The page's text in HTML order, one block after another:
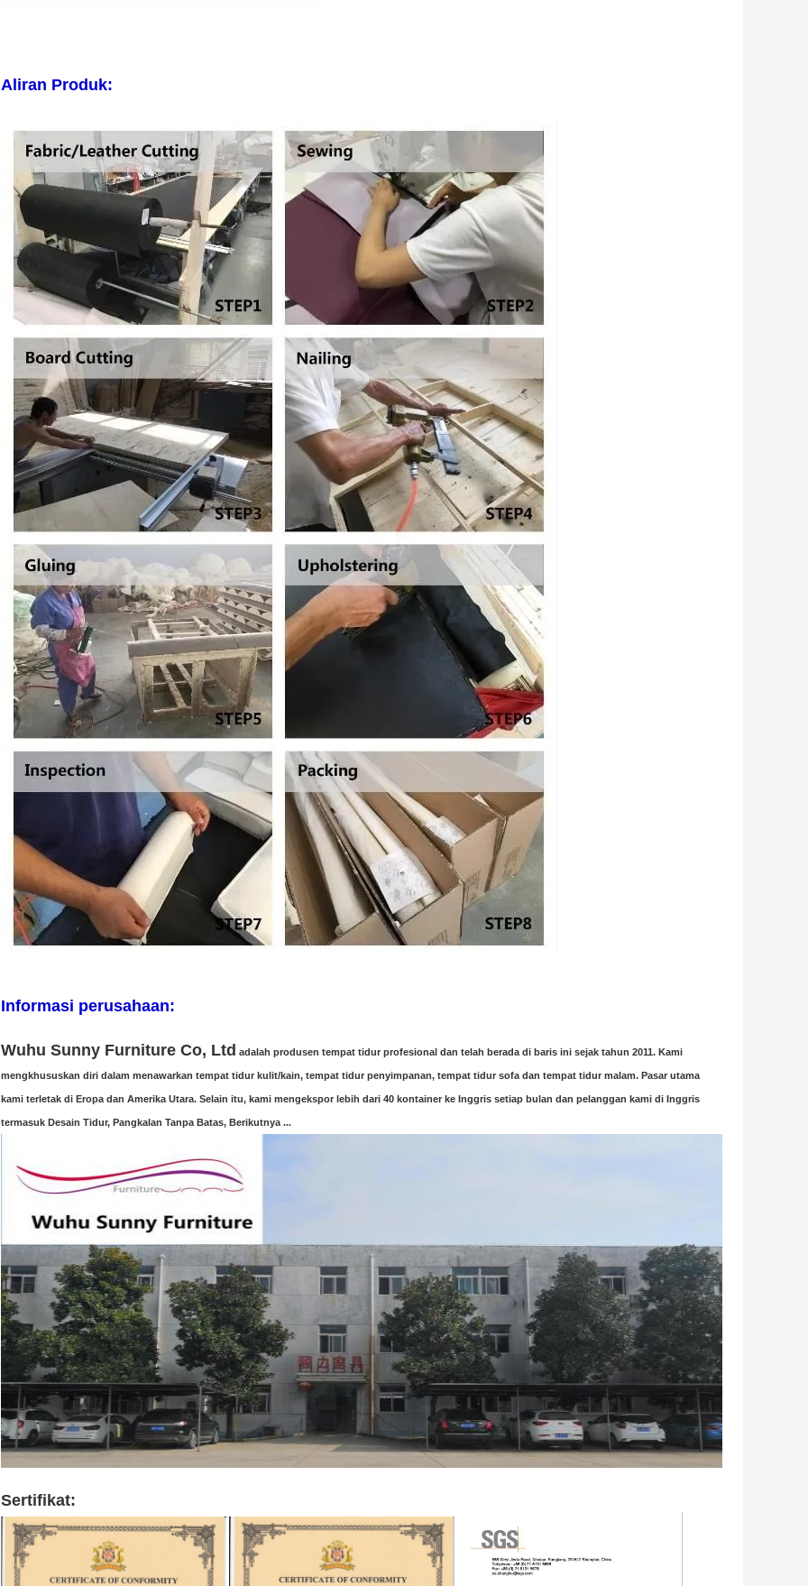
Aliran Produk:
Informasi perusahaan:
Wuhu Sunny Furniture Co, Ltd adalah produsen tempat tidur profesional dan telah berada di baris ini sejak tahun 2011. Kami
mengkhususkan diri dalam menawarkan tempat tidur kulit/kain, tempat tidur penyimpanan, tempat tidur sofa dan tempat tidur malam. Pasar utama
kami terletak di Eropa dan Amerika Utara. Selain itu, kami mengekspor lebih dari 40 kontainer ke Inggris setiap bulan dan pelanggan kami di Inggris
termasuk Desain Tidur, Pangkalan Tanpa Batas, Berikutnya ...
Sertifikat: